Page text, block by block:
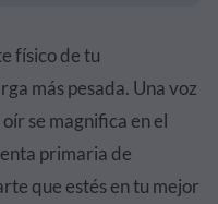
físico de tu
más pesada. Una voz
se magnifica en el
primaria de
que estés en tu mejor